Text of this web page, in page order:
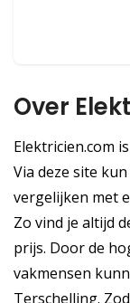
Over
Elektricien.com
Via deze site
vergelijken met
Zo vind je altijd
prijs. Door de
vakmensen
Terschelling.